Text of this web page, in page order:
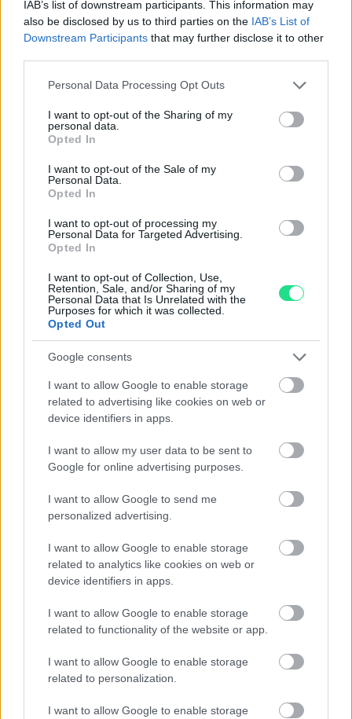
IAB’s list of downstream participants. This information may
also be disclosed by us to third parties on the IAB’s List of
Downstream Participants that may further disclose it to other
Please note that this website/app uses one or more Google
not limited to your visit or usage behaviour. You may click to
grant or deny consent to Google and its third-party tags to
use your data for below specified purposes in below Google
consent section.
Personal Data Processing Opt Outs
I want to opt-out of the Sharing of my
personal data.
Opted In
I want to opt-out of the Sale of my
Personal Data.
Opted In
I want to opt-out of processing my
Personal Data for Targeted Advertising.
Opted In
I want to opt-out of Collection, Use,
Retention, Sale, and/or Sharing of my
Personal Data that Is Unrelated with the
Purposes for which it was collected.
Opted Out
Google consents
I want to allow Google to enable storage
related to advertising like cookies on web or
device identifiers in apps.
I want to allow my user data to be sent to
Google for online advertising purposes.
I want to allow Google to send me
personalized advertising.
I want to allow Google to enable storage
related to analytics like cookies on web or
device identifiers in apps.
I want to allow Google to enable storage
related to functionality of the website or app.
I want to allow Google to enable storage
related to personalization.
I want to allow Google to enable storage
Powered by LocalImpact
Garanzia di due annisui prodotti usati, verificati dal
nostro laboratorio di assistenza.
Spedizione gratuitaper ordini superiori a 150 euro.
Per maggiori dettagli consultate la nostra
all'acquisto
Contattaci per richiedere maggiori
informazioni o prenotare una
videochiamata:
Cognome e Nome *
Numero di telefono
*
La tua richiesta *